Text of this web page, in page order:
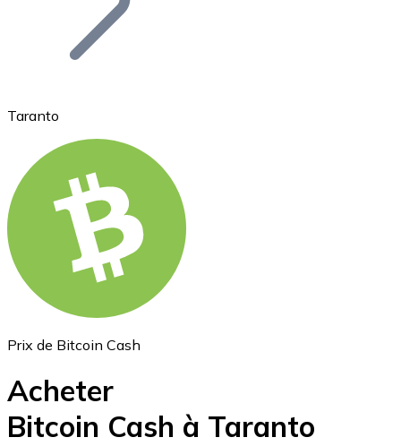
Ethereum
Taranto
Prix de Bitcoin Cash
Acheter
Bitcoin Cash à Taranto